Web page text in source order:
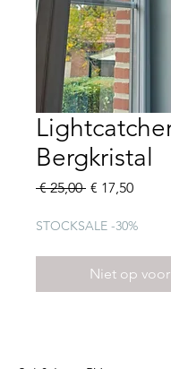
Bergkristal
€ 25,00 Normale
€ 17,50
STOCKSALE -30%
Niet op